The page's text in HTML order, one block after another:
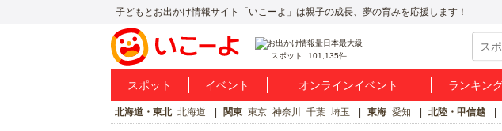
子どもとお出かけ情報サイト「いこーよ」は親子の成長、夢の育みを応援します！
スポット 101,135件
スポット イベント オンラインイベント ランキン
北海道・東北 北海道 関東 東京 神奈川 千葉 埼玉 東海 愛知 北陸・甲信越